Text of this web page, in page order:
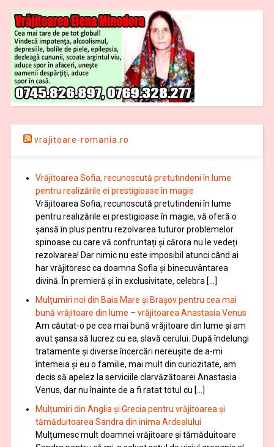
vrajitoare-romania.ro
Vrăjitoarea Sofia, recunoscută pretutindeni în lume
pentru realizările ei prestigioase în magie
Vrăjitoarea Sofia, recunoscută pretutindeni în lume
pentru realizările ei prestigioase în magie, vă oferă o
şansă în plus pentru rezolvarea tuturor problemelor
spinoase cu care vă confruntați și cărora nu le vedeți
rezolvarea! Dar nimic nu este imposibil atunci când ai
har vrăjitoresc ca doamna Sofia şi binecuvântarea
divină. În premieră şi în exclusivitate, celebra […]
Mulţumiri noi din Baia Mare și Brașov pentru cea mai
bună vrăjitoare din lume – vrăjitoarea Anastasia Venus
Am căutat-o pe cea mai bună vrăjitoare din lume și am
avut șansa să lucrez cu ea, slavă cerului. După îndelungi
tratamente şi diverse încercări nereușite de a-mi
întemeia şi eu o familie, mai mult din curiozitate, am
decis să apelez la serviciile clarvăzătoarei Anastasia
Venus, dar nu înainte de a fi ratat totul cu […]
Mulțumiri din Anglia și Grecia pentru vrăjitoarea și
tămăduitoarea Sandra din inima Ardealului
Mulţumesc mult doamnei vrăjitoare și tămăduitoare